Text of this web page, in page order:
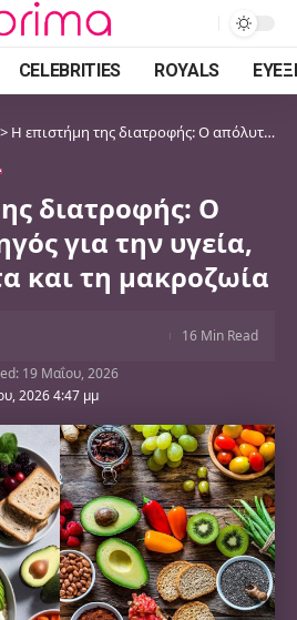
CELEBRITIES ROYALS
> Η επιστήμη της διατροφής: Ο απόλυτος οδηγός για την υγεία, τη ζωτικότητα και τη μακροζωία
διατροφής: Ο
για την υγεία,
και τη μακροζωία
2026 4:47 μμ
19 Μαΐου, 2026
16 Min Read